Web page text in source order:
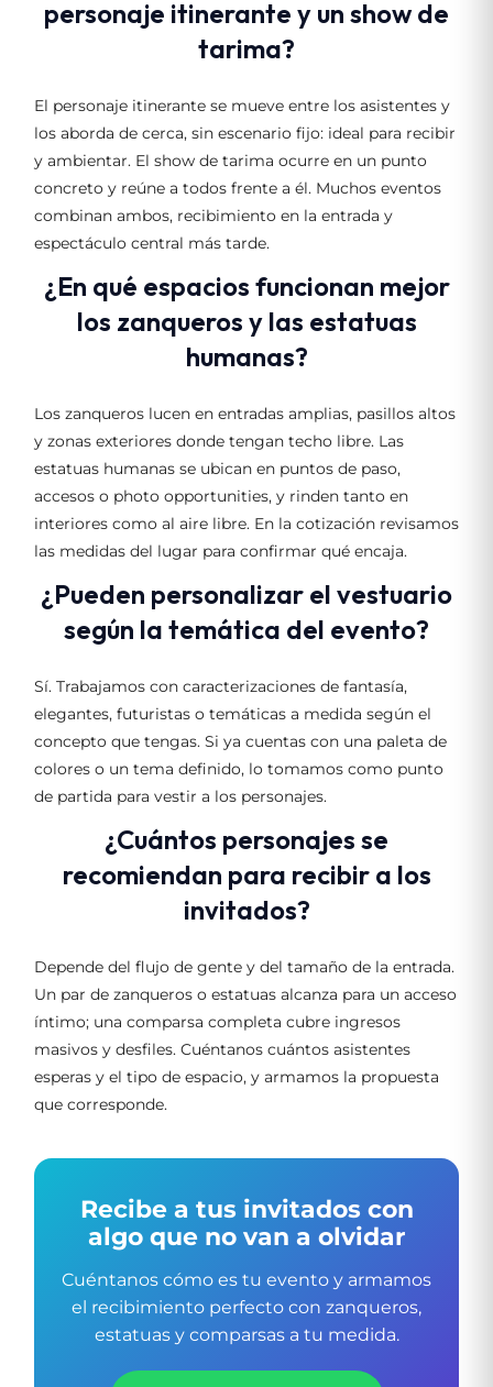
personaje itinerante y un show de
tarima?
El personaje itinerante se mueve entre los asistentes y
los aborda de cerca, sin escenario fijo: ideal para recibir
y ambientar. El show de tarima ocurre en un punto
concreto y reúne a todos frente a él. Muchos eventos
combinan ambos, recibimiento en la entrada y
espectáculo central más tarde.
¿En qué espacios funcionan mejor
los zanqueros y las estatuas
humanas?
Los zanqueros lucen en entradas amplias, pasillos altos
y zonas exteriores donde tengan techo libre. Las
estatuas humanas se ubican en puntos de paso,
accesos o photo opportunities, y rinden tanto en
interiores como al aire libre. En la cotización revisamos
las medidas del lugar para confirmar qué encaja.
¿Pueden personalizar el vestuario
según la temática del evento?
Sí. Trabajamos con caracterizaciones de fantasía,
elegantes, futuristas o temáticas a medida según el
concepto que tengas. Si ya cuentas con una paleta de
colores o un tema definido, lo tomamos como punto
de partida para vestir a los personajes.
¿Cuántos personajes se
recomiendan para recibir a los
invitados?
Depende del flujo de gente y del tamaño de la entrada.
Un par de zanqueros o estatuas alcanza para un acceso
íntimo; una comparsa completa cubre ingresos
masivos y desfiles. Cuéntanos cuántos asistentes
esperas y el tipo de espacio, y armamos la propuesta
que corresponde.
Recibe a tus invitados con
algo que no van a olvidar
Cuéntanos cómo es tu evento y armamos
el recibimiento perfecto con zanqueros,
estatuas y comparsas a tu medida.